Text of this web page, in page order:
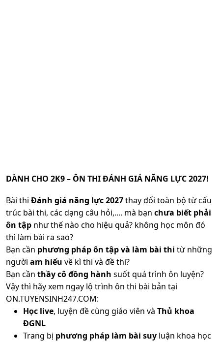
DÀNH CHO 2K9 – ÔN THI ĐÁNH GIÁ NĂNG LỰC 2027!
Bài thi Đánh giá năng lực 2027thay đổi toàn bộ từ cấu
trúc bài thi, các dạng câu hỏi,.... mà bạn chưa biết phải
ôn tập như thế nào cho hiệu quả? không học môn đó
thì làm bài ra sao?
Bạn cần phương pháp ôn tập và làm bài thi từ những
người am hiểu về kì thi và đề thi?
Bạn cần thầy cô đồng hành suốt quá trình ôn luyện?
Vậy thì hãy xem ngay lộ trình ôn thi bài bản tại
ON.TUYENSINH247.COM:
Học live, luyện đề cùng giáo viên và Thủ khoa
ĐGNL
Trang bị phương pháp làm bài suy luận khoa học